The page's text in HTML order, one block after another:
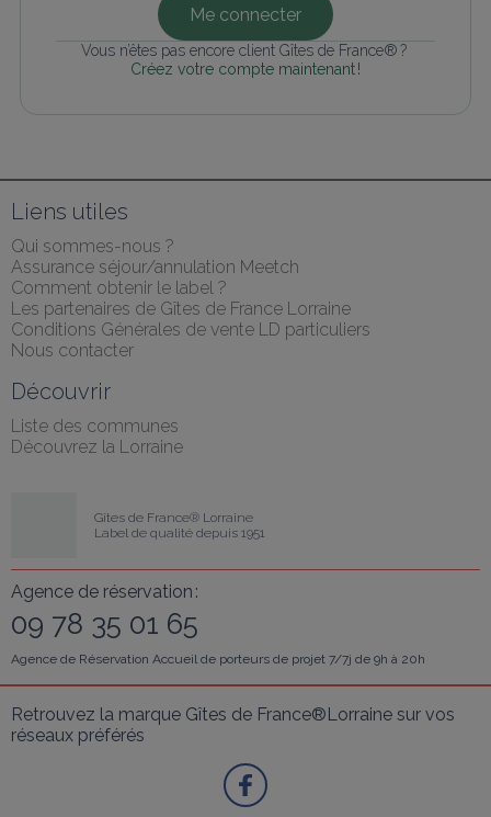
Me connecter
Vous n’êtes pas encore client Gîtes de France® ?
Créez votre compte maintenant !
Liens utiles
Qui sommes-nous ?
Assurance séjour/annulation Meetch
Comment obtenir le label ?
Les partenaires de Gîtes de France Lorraine
Conditions Générales de vente LD particuliers
Nous contacter
Découvrir
Liste des communes
Découvrez la Lorraine
Gîtes de France® Lorraine
Label de qualité depuis 1951
Agence de réservation :
09 78 35 01 65
Agence de Réservation Accueil de porteurs de projet 7/7j de 9h à 20h
Retrouvez la marque Gîtes de France®Lorraine sur vos
réseaux préférés